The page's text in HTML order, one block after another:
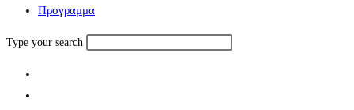
Πρoγραμμα
Type your search